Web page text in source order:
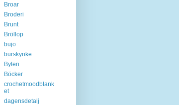
Broar
Broderi
Brunt
Bröllop
bujo
burskynke
Byten
Böcker
crochetmoodblank
et
dagensdetalj